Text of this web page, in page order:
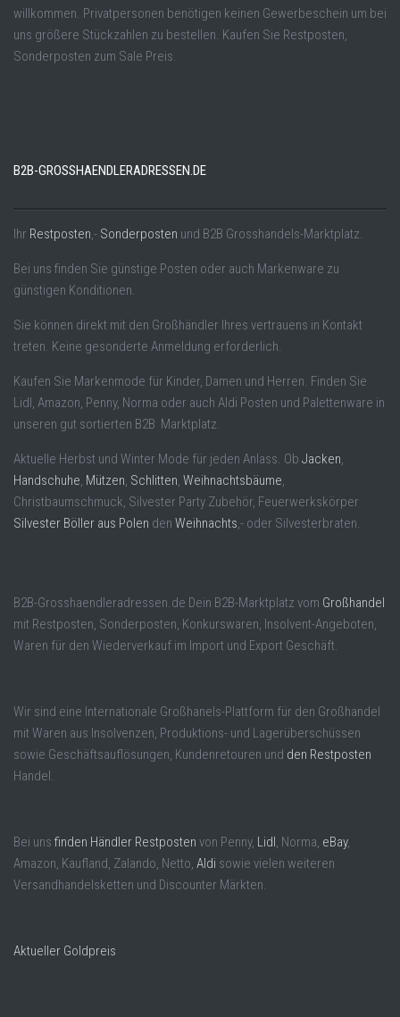
willkommen. Privatpersonen benötigen keinen Gewerbeschein um bei
uns größere Stückzahlen zu bestellen. Kaufen Sie Restposten,
Sonderposten zum Sale Preis.
B2B-GROSSHAENDLERADRESSEN.DE
Ihr Restposten,- Sonderposten und B2B Grosshandels-Marktplatz.
Bei uns finden Sie günstige Posten oder auch Markenware zu
günstigen Konditionen.
Sie können direkt mit den Großhändler Ihres vertrauens in Kontakt
treten. Keine gesonderte Anmeldung erforderlich.
Kaufen Sie Markenmode für Kinder, Damen und Herren. Finden Sie
Lidl, Amazon, Penny, Norma oder auch Aldi Posten und Palettenware in
unseren gut sortierten B2B Marktplatz.
Aktuelle Herbst und Winter Mode für jeden Anlass. Ob Jacken,
Handschuhe, Mützen, Schlitten, Weihnachtsbäume,
Christbaumschmuck, Silvester Party Zubehör, Feuerwerkskörper
Silvester Böller aus Polen den Weihnachts,- oder Silvesterbraten.
B2B-Grosshaendleradressen.de Dein B2B-Marktplatz vom Großhandel
mit Restposten, Sonderposten, Konkurswaren, Insolvent-Angeboten,
Waren für den Wiederverkauf im Import und Export Geschäft.
Wir sind eine Internationale Großhanels-Plattform für den Großhandel
mit Waren aus Insolvenzen, Produktions- und Lagerüberschüssen
sowie Geschäftsauflösungen, Kundenretouren und den Restposten
Handel.
Bei uns finden Händler Restposten von Penny, Lidl , Norma, eBay,
Amazon, Kaufland, Zalando, Netto, Aldi sowie vielen weiteren
Versandhandelsketten und Discounter Märkten.
Aktueller Goldpreis